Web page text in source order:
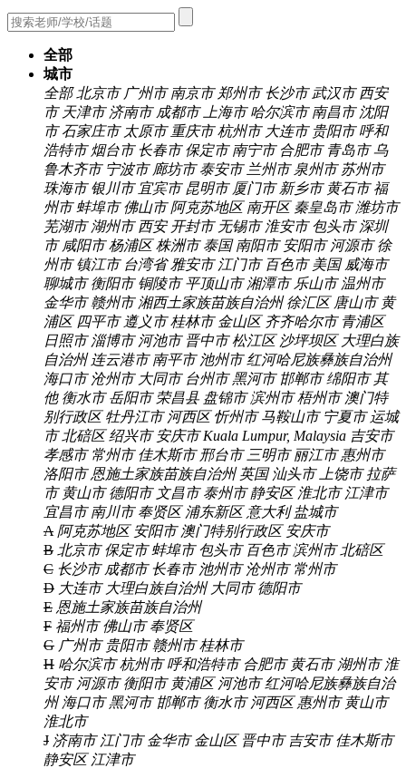
全部
城市
全部 北京市 广州市 南京市 郑州市 长沙市 武汉市 西安
市 天津市 济南市 成都市 上海市 哈尔滨市 南昌市 沈阳
市 石家庄市 太原市 重庆市 杭州市 大连市 贵阳市 呼和
浩特市 烟台市 长春市 保定市 南宁市 合肥市 青岛市 乌
鲁木齐市 宁波市 廊坊市 泰安市 兰州市 泉州市 苏州市
珠海市 银川市 宜宾市 昆明市 厦门市 新乡市 黄石市 福
州市 蚌埠市 佛山市 阿克苏地区 南开区 秦皇岛市 潍坊市
芜湖市 湖州市 西安 开封市 无锡市 淮安市 包头市 深圳
市 咸阳市 杨浦区 株洲市 泰国 南阳市 安阳市 河源市 徐
州市 镇江市 台湾省 雅安市 江门市 百色市 美国 威海市
聊城市 衡阳市 铜陵市 平顶山市 湘潭市 乐山市 温州市
金华市 赣州市 湘西土家族苗族自治州 徐汇区 唐山市 黄
浦区 四平市 遵义市 桂林市 金山区 齐齐哈尔市 青浦区
日照市 淄博市 河池市 晋中市 松江区 沙坪坝区 大理白族
自治州 连云港市 南平市 池州市 红河哈尼族彝族自治州
海口市 沧州市 大同市 台州市 黑河市 邯郸市 绵阳市 其
他 衡水市 岳阳市 荣昌县 盘锦市 滨州市 梧州市 澳门特
别行政区 牡丹江市 河西区 忻州市 马鞍山市 宁夏市 运城
市 北碚区 绍兴市 安庆市 Kuala Lumpur, Malaysia 吉安市
孝感市 常州市 佳木斯市 邢台市 三明市 丽江市 惠州市
洛阳市 恩施土家族苗族自治州 英国 汕头市 上饶市 拉萨
市 黄山市 德阳市 文昌市 泰州市 静安区 淮北市 江津市
宜昌市 南川市 奉贤区 浦东新区 意大利 盐城市
A 阿克苏地区 安阳市 澳门特别行政区 安庆市
B 北京市 保定市 蚌埠市 包头市 百色市 滨州市 北碚区
C 长沙市 成都市 长春市 池州市 沧州市 常州市
D 大连市 大理白族自治州 大同市 德阳市
E 恩施土家族苗族自治州
F 福州市 佛山市 奉贤区
G 广州市 贵阳市 赣州市 桂林市
H 哈尔滨市 杭州市 呼和浩特市 合肥市 黄石市 湖州市 淮
安市 河源市 衡阳市 黄浦区 河池市 红河哈尼族彝族自治
州 海口市 黑河市 邯郸市 衡水市 河西区 惠州市 黄山市
淮北市
J 济南市 江门市 金华市 金山区 晋中市 吉安市 佳木斯市
静安区 江津市